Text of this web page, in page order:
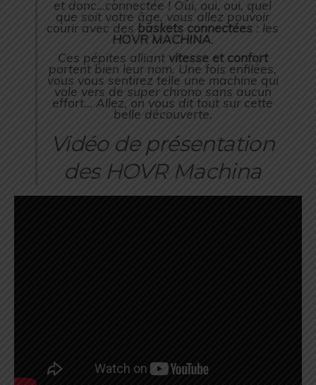
et donc…connectée ! Oui, oui, oui, quel
que soit votre âge, vous allez pouvoir
courir avec des baskets connectées : les
HOVR MACHINA.
Ces pépites alliant vitesse et confort
portent bien leur nom. Une fois enfilées,
vous vous sentirez telle une machine qui
vole vers de super chrono sans aucun
effort… Allez, on vous dit tout sur cette
belle découverte.
Vidéo de présentation
des HOVR Machina